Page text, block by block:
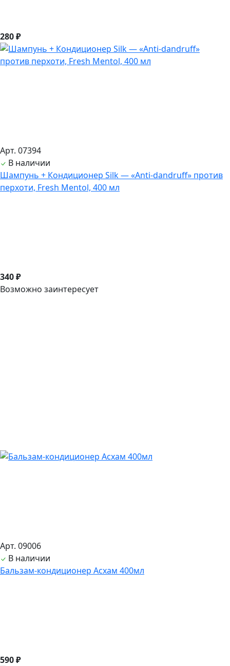
280 ₽
Арт. 07394
В наличии
Шампунь + Кондиционер Silk — «Anti-dandruff» против
перхоти, Fresh Mentol, 400 мл
340 ₽
Возможно заинтересует
Арт. 09006
В наличии
Бальзам-кондиционер Асхам 400мл
590 ₽